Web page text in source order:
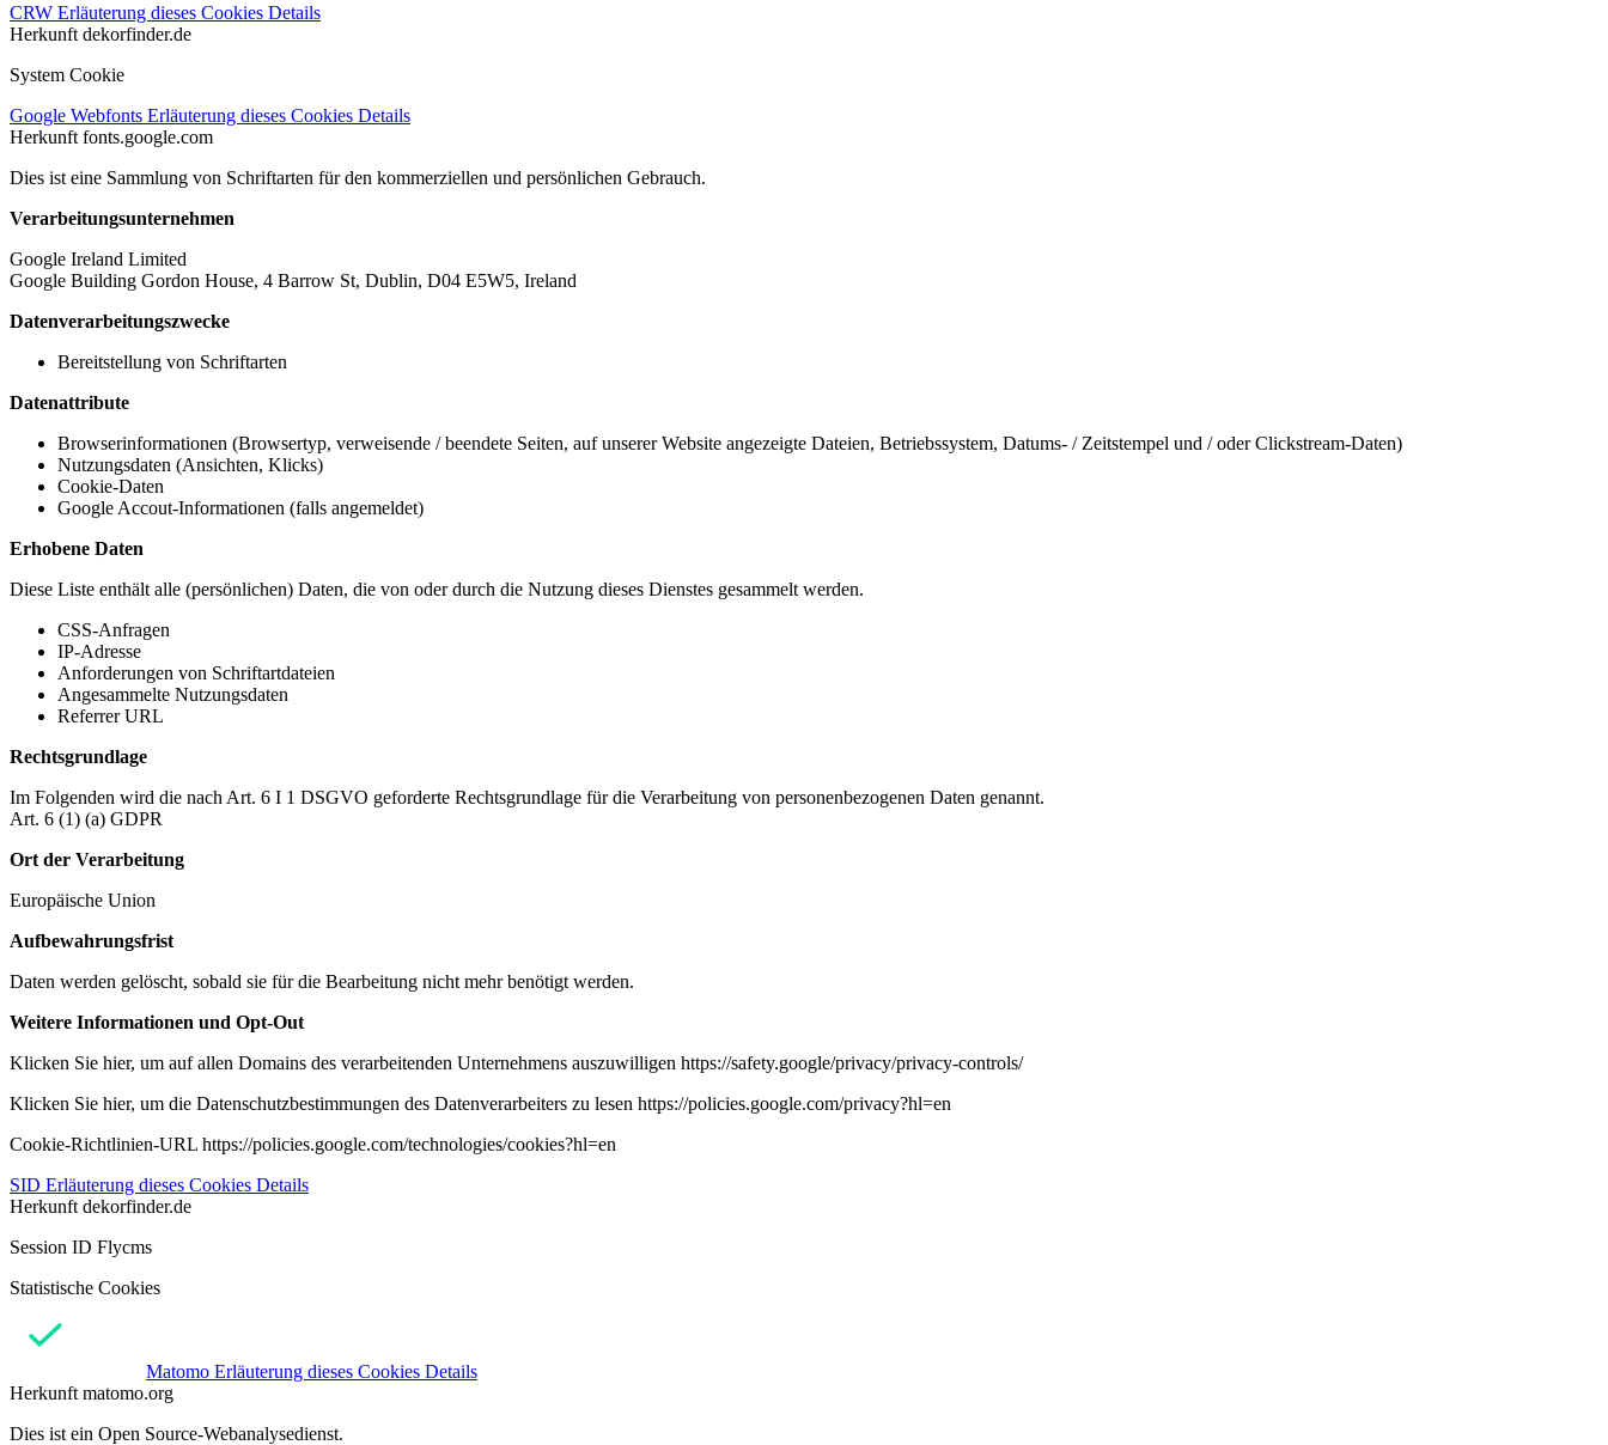
CRW Erläuterung dieses Cookies Details
Herkunft dekorfinder.de
System Cookie
Google Webfonts Erläuterung dieses Cookies Details
Herkunft fonts.google.com
Dies ist eine Sammlung von Schriftarten für den kommerziellen und persönlichen Gebrauch.
Verarbeitungsunternehmen
Google Ireland Limited
Google Building Gordon House, 4 Barrow St, Dublin, D04 E5W5, Ireland
Datenverarbeitungszwecke
Bereitstellung von Schriftarten
Datenattribute
Browserinformationen (Browsertyp, verweisende / beendete Seiten, auf unserer Website angezeigte Dateien, Betriebssystem, Datums- / Zeitstempel und / oder Clickstream-Daten)
Nutzungsdaten (Ansichten, Klicks)
Cookie-Daten
Google Accout-Informationen (falls angemeldet)
Erhobene Daten
Diese Liste enthält alle (persönlichen) Daten, die von oder durch die Nutzung dieses Dienstes gesammelt werden.
CSS-Anfragen
IP-Adresse
Anforderungen von Schriftartdateien
Angesammelte Nutzungsdaten
Referrer URL
Rechtsgrundlage
Im Folgenden wird die nach Art. 6 I 1 DSGVO geforderte Rechtsgrundlage für die Verarbeitung von personenbezogenen Daten genannt.
Art. 6 (1) (a) GDPR
Ort der Verarbeitung
Europäische Union
Aufbewahrungsfrist
Daten werden gelöscht, sobald sie für die Bearbeitung nicht mehr benötigt werden.
Weitere Informationen und Opt-Out
Klicken Sie hier, um auf allen Domains des verarbeitenden Unternehmens auszuwilligen https://safety.google/privacy/privacy-controls/
Klicken Sie hier, um die Datenschutzbestimmungen des Datenverarbeiters zu lesen https://policies.google.com/privacy?hl=en
Cookie-Richtlinien-URL https://policies.google.com/technologies/cookies?hl=en
SID Erläuterung dieses Cookies Details
Herkunft dekorfinder.de
Session ID Flycms
Statistische Cookies
Matomo Erläuterung dieses Cookies Details
Herkunft matomo.org
Dies ist ein Open Source-Webanalysedienst.